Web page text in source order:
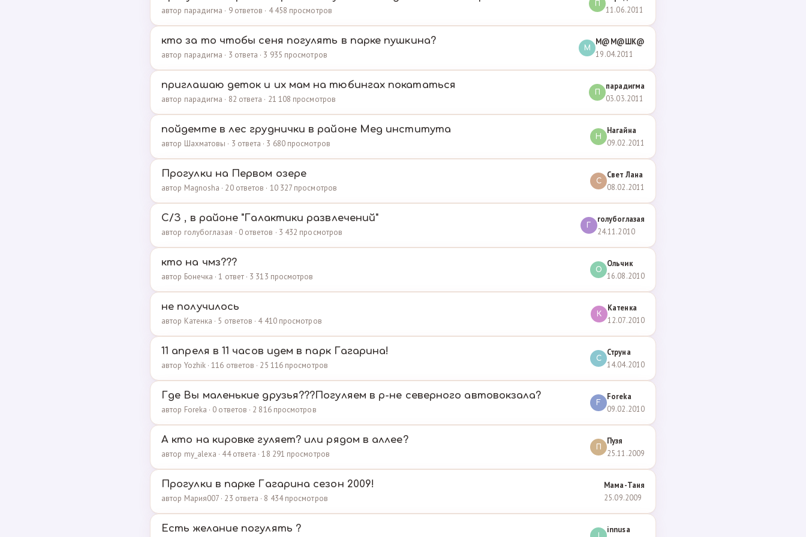
автор парадигма · 9 ответов · 4 458 просмотров
11.06.2011
кто за то чтобы сеня погулять в парке пушкина?
автор парадигма · 3 ответа · 3 935 просмотров
М
М@М@ШК@
19.04.2011
приглашаю деток и их мам на тюбингах покататься
автор парадигма · 82 ответа · 21 108 просмотров
парадигма
03.03.2011
пойдемте в лес груднички в районе Мед института
автор Шахматовы · 3 ответа · 3 680 просмотров
Н
Нагайна
09.02.2011
Прогулки на Первом озере
автор Magnosha · 20 ответов · 10 327 просмотров
С
Свет Лана
08.02.2011
С/З , в районе "Галактики развлечений"
автор голубоглазая · 0 ответов · 3 432 просмотров
голубоглазая
24.11.2010
кто на чмз???
автор Бонечка · 1 ответ · 3 313 просмотров
О
Ольчик
16.08.2010
не получилось
автор Катенка · 5 ответов · 4 410 просмотров
К
Катенка
12.07.2010
11 апреля в 11 часов идем в парк Гагарина!
автор Yozhik · 116 ответов · 25 116 просмотров
С
Струна
14.04.2010
Где Вы маленькие друзья???Погуляем в р-не северного автовокзала?
автор Foreka · 0 ответов · 2 816 просмотров
F
Foreka
09.02.2010
А кто на кировке гуляет? или рядом в аллее?
автор my_alexa · 44 ответа · 18 291 просмотров
Пузя
25.11.2009
Прогулки в парке Гагарина сезон 2009!
автор Мария007 · 23 ответа · 8 434 просмотров
Мама-Таня
25.09.2009
Есть желание погулять ? innusa